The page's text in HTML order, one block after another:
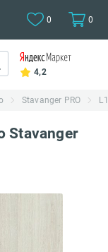
0 0
4,2
Stavanger PRO
Stavanger